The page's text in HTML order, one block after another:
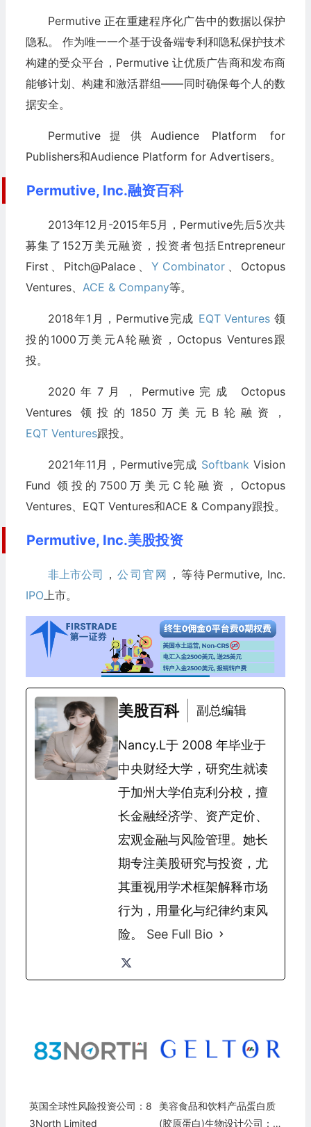
Permutive 正在重建程序化广告中的数据以保护
隐私。 作为唯一一个基于设备端专利和隐私保护技术
构建的受众平台，Permutive 让优质广告商和发布商
能够计划、构建和激活群组——同时确保每个人的数
据安全。
Permutive提供Audience Platform for
Publishers和Audience Platform for Advertisers。
Permutive, Inc.融资百科
2013年12月-2015年5月，Permutive先后5次共
募集了152万美元融资，投资者包括Entrepreneur
First、Pitch@Palace、Y Combinator 、Octopus
Ventures、 ACE & Company等。
2018年1月，Permutive完成 EQT Ventures领
投的1000万美元A轮融资，Octopus Ventures跟
投。
2020年7月，Permutive完成 Octopus
Ventures 领投的1850万美元B轮融资，
EQT Ventures跟投。
2021年11月，Permutive完成 Softbank Vision
Fund 领投的7500万美元C轮融资，Octopus
Ventures、EQT Ventures和ACE & Company跟投。
Permutive, Inc.美股投资
非上市公司 ，公司官网 ，等待Permutive, Inc.
IPO上市。
美股百科 副总编辑
Nancy.L于 2008 年毕业于
中央财经大学，研究生就读
于加州大学伯克利分校，擅
长金融经济学、资产定价、
宏观金融与风险管理。她长
期专注美股研究与投资，尤
其重视用学术框架解释市场
行为，用量化与纪律约束风
险。 See Full Bio
英国全球性风险投资公司：8
3North Limited
美容食品和饮料产品蛋白质
(胶原蛋白)生物设计公司：G